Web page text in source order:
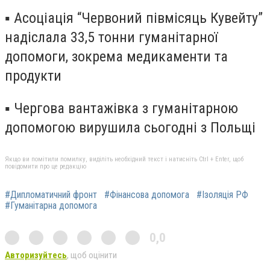
▪️ Асоціація “Червоний півмісяць Кувейту”
надіслала 33,5 тонни гуманітарної
допомоги, зокрема медикаменти та
продукти
▪️ Чергова вантажівка з гуманітарною
допомогою вирушила сьогодні з Польщі
Якщо ви помітили помилку, виділіть необхідний текст і натисніть Ctrl + Enter, щоб
повідомити про це редакцію
#Дипломатичний фронт #Фінансова допомога
#Ізоляція РФ
#Гуманітарна допомога
0,0
Авторизуйтесь, щоб оцінити